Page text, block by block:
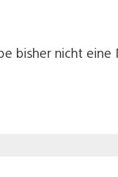
bisher nicht eine